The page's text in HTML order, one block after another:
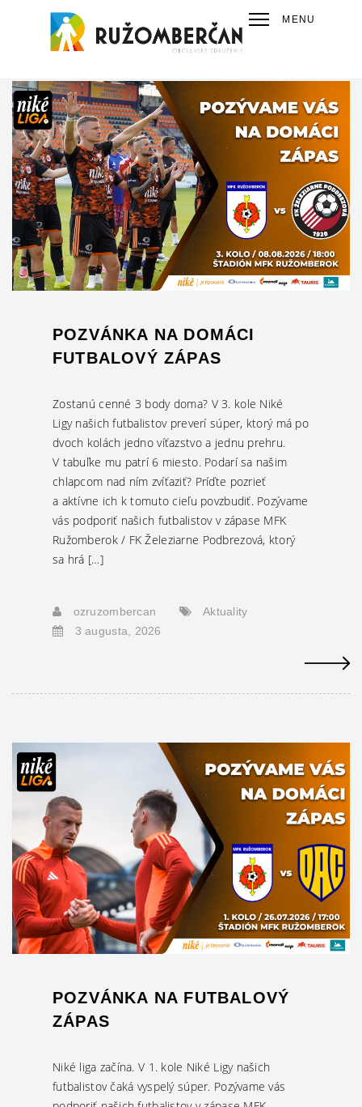
MENU
POZVÁNKA NA DOMÁCI
FUTBALOVÝ ZÁPAS
Zostanú cenné 3 body doma? V 3. kole Niké
Ligy našich futbalistov preverí súper, ktorý má po
dvoch kolách jedno víťazstvo a jednu prehru.
V tabuľke mu patrí 6 miesto. Podarí sa našim
chlapcom nad ním zvíťaziť? Príďte pozrieť
a aktívne ich k tomuto cieľu povzbudiť. Pozývame
vás podporiť našich futbalistov v zápase MFK
Ružomberok / FK Železiarne Podbrezová, ktorý
sa hrá […]
ozruzombercan
Aktuality
3 augusta, 2026
POZVÁNKA NA FUTBALOVÝ
ZÁPAS
Niké liga začína. V 1. kole Niké Ligy našich
futbalistov čaká vyspelý súper. Pozývame vás